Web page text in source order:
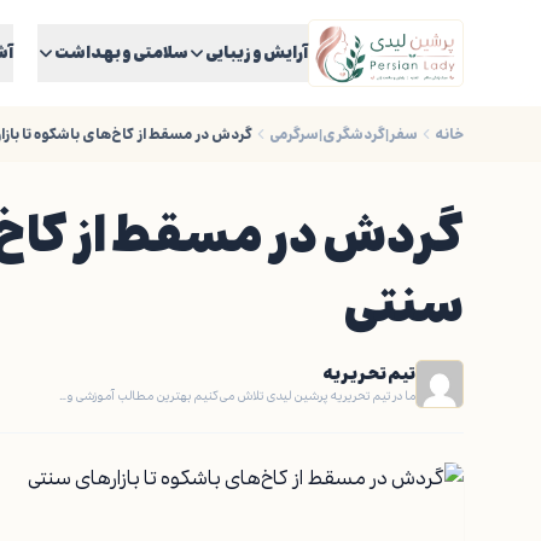
آرایش و زیبایی سلامتی و بهداشت
خانه سفر|گردشگری|سرگرمی گردش در مسقط از کاخ‌های باشکوه تا
گردش در مسقط از
سنتی
تیم تحریریه
ما در تیم تحریریه پرشین لیدی تلاش می‌کنیم بهترین مطالب آموزشی و…